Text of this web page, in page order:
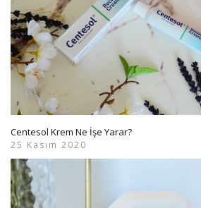
Centesol Krem Ne İşe Yarar?
25 Kasım 2020